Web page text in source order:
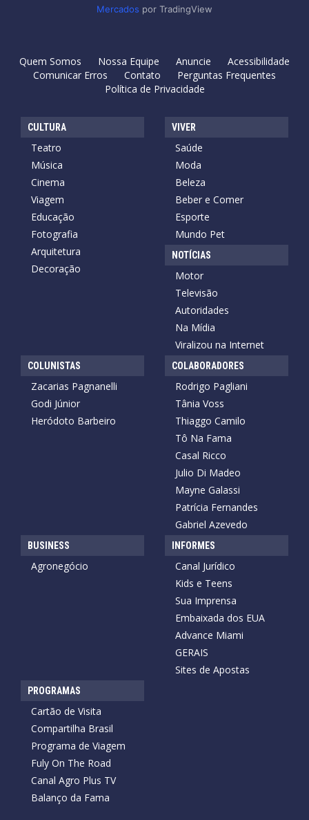
Mercados por TradingView
Quem Somos Nossa Equipe Anuncie
Acessibilidade
Comunicar Erros
Contato
Perguntas Frequentes
Política de Privacidade
CULTURA
Teatro
Música
Cinema
Viagem
Educação
Fotografia
Arquitetura
Decoração
VIVER
Saúde
Moda
Beleza
Beber e Comer
Esporte
Mundo Pet
NOTÍCIAS
Motor
Televisão
Autoridades
Na Mídia
Viralizou na Internet
COLUNISTAS
Zacarias Pagnanelli
Godi Júnior
Heródoto Barbeiro
COLABORADORES
Rodrigo Pagliani
Tânia Voss
Thiaggo Camilo
Tô Na Fama
Casal Ricco
Julio Di Madeo
Mayne Galassi
Patrícia Fernandes
Gabriel Azevedo
BUSINESS
Agronegócio
INFORMES
Canal Jurídico
Kids e Teens
Sua Imprensa
Embaixada dos EUA
Advance Miami
GERAIS
Sites de Apostas
PROGRAMAS
Cartão de Visita
Compartilha Brasil
Programa de Viagem
Fuly On The Road
Canal Agro Plus TV
Balanço da Fama